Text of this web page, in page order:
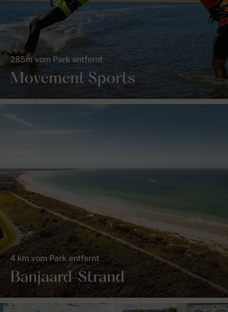
Movement Sports
285m vom Park entfernt
Banjaard-Strand
4 km vom Park entfernt